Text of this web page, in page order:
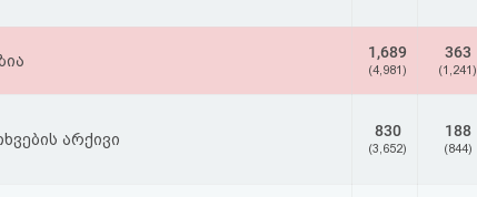
1,689
(4,981)
363
(1,241)
არქივი 830
(3,652)
188
(844)